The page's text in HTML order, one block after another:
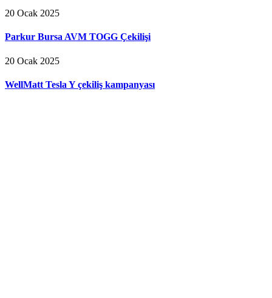
20 Ocak 2025
Parkur Bursa AVM TOGG Çekilişi
20 Ocak 2025
WellMatt Tesla Y çekiliş kampanyası